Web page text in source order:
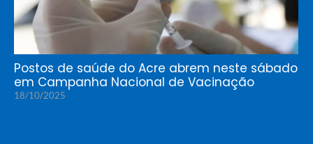
Postos de saúde do Acre abrem neste sábado
em Campanha Nacional de Vacinação
18/10/2025